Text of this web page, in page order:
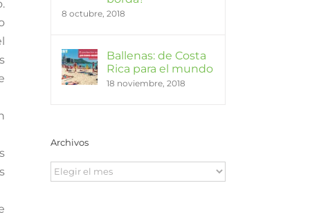
8 octubre, 2018
Ballenas: de Costa
Rica para el mundo
18 noviembre, 2018
Archivos
Archivos